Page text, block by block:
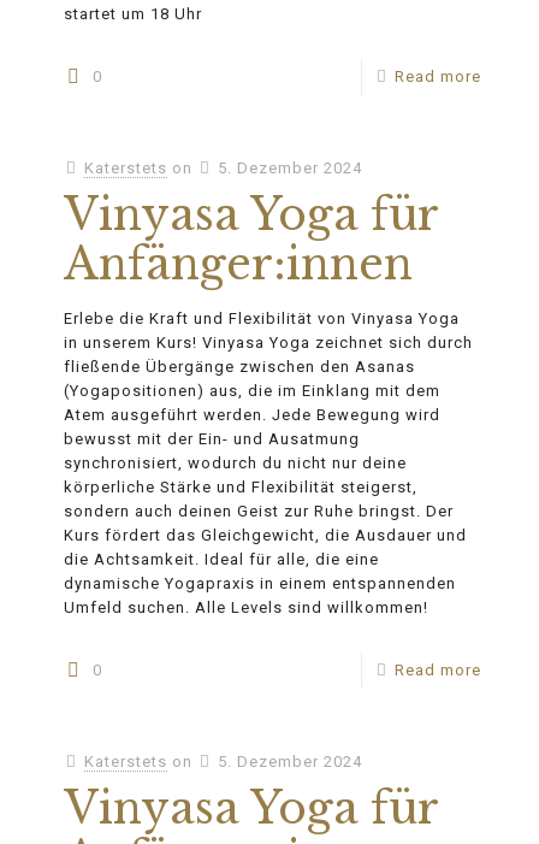
startet um 18 Uhr
0 Read more
Katerstets on 5. Dezember 2024
Vinyasa Yoga für
Anfänger:innen
Erlebe die Kraft und Flexibilität von Vinyasa Yoga
in unserem Kurs! Vinyasa Yoga zeichnet sich durch
fließende Übergänge zwischen den Asanas
(Yogapositionen) aus, die im Einklang mit dem
Atem ausgeführt werden. Jede Bewegung wird
bewusst mit der Ein- und Ausatmung
synchronisiert, wodurch du nicht nur deine
körperliche Stärke und Flexibilität steigerst,
sondern auch deinen Geist zur Ruhe bringst. Der
Kurs fördert das Gleichgewicht, die Ausdauer und
die Achtsamkeit. Ideal für alle, die eine
dynamische Yogapraxis in einem entspannenden
Umfeld suchen. Alle Levels sind willkommen!
0 Read more
Katerstets on 5. Dezember 2024
Vinyasa Yoga für